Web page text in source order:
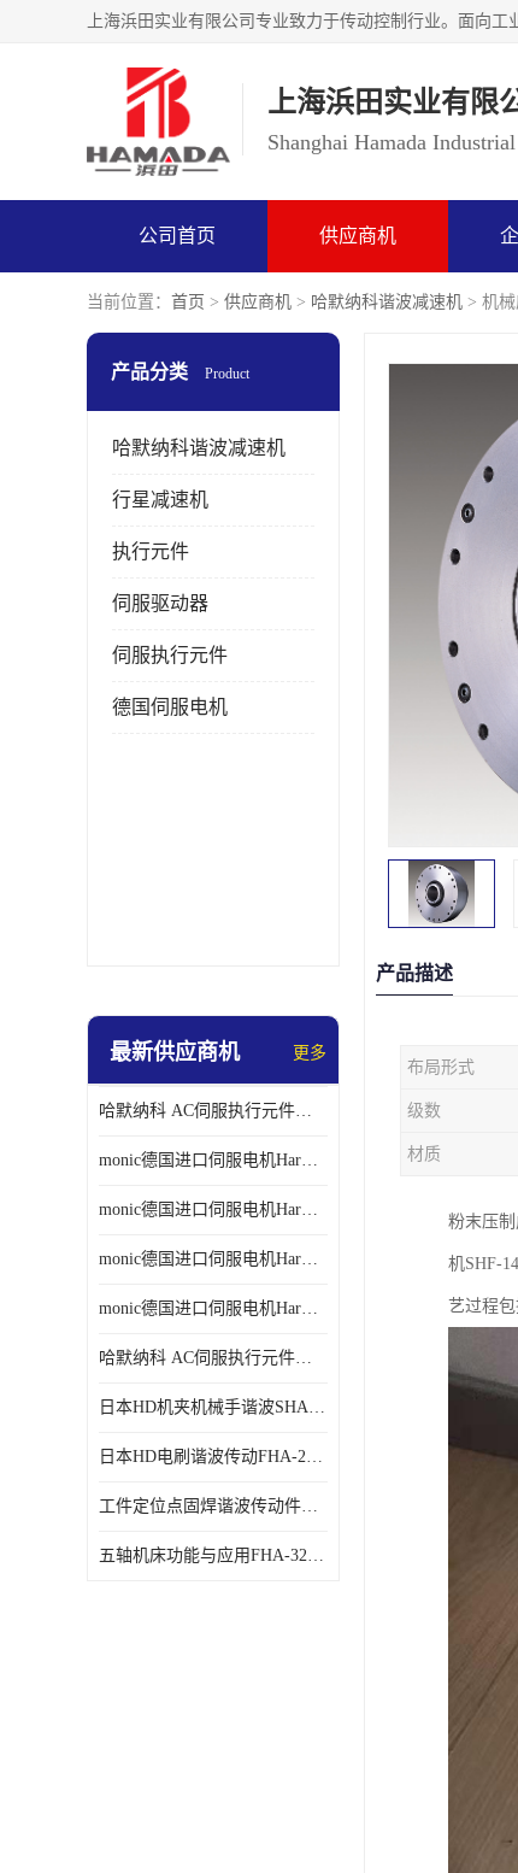
上海浜田实业有限
Shanghai Hamada
公司首页 供应商机
当前位置： 首页 > 供应商机 > 哈默纳科谐波减速机 > 机
产品分类 Product
哈默纳科谐波减速机
行星减速机
执行元件
伺服驱动器
伺服执行元件
德国伺服电机
最新供应商机 更多
哈默纳科 AC伺服执行元件扁平型SHA系列 议价
monic德国进口伺服电机Har中国总代理单价
monic德国进口伺服电机Har中国总代理代理
monic德国进口伺服电机Har中国总代理公司
monic德国进口伺服电机Har中国总代理供应
哈默纳科 AC伺服执行元件扁平型SHA系列
日本HD机夹机械手谐波SHA32A120CG-B12B
日本HD电刷谐波传动FHA-25C-50-E250-C
工件定位点固焊谐波传动件哈默纳科CSF-45-100-2UH
五轴机床功能与应用FHA-32C-50-US250
产品描述
布局形式
级数
材质
粉末压
机SHF-
艺过程